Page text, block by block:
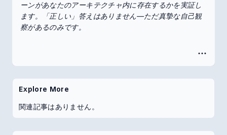
ーンがあなたのアーキテクチャ内に存在するかを実証し
ます。「正しい」答えはありません—ただ真摯な自己観
察があるのみです。
Explore More
関連記事はありません。